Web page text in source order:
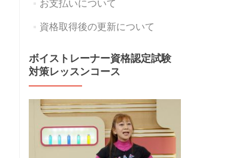
お支払いについて
資格取得後の更新について
ボイストレーナー資格認定試験
対策レッスンコース